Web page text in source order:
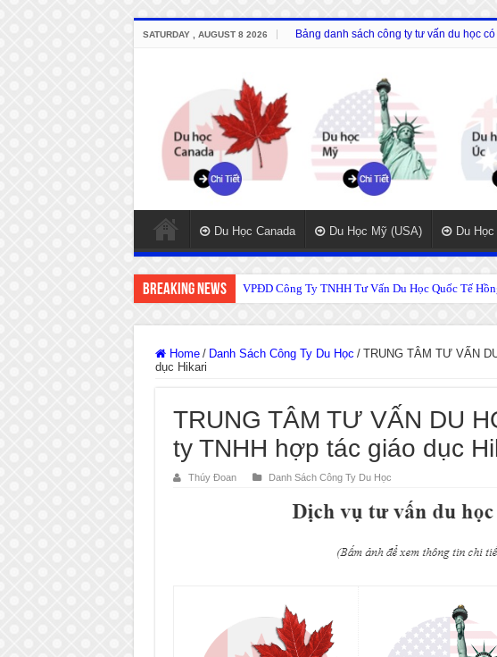
SATURDAY , AUGUST 8 2026 Bảng danh sách công ty tư vấn du học
Du Học Canada Du Học Mỹ (USA) Du
Breaking News VPĐD Công Ty TNHH Tư Vấn Du Học Quốc Tế
Home / Danh Sách Công Ty Du Học / TRUNG TÂM TƯ VẤN
dục Hikari
TRUNG TÂM TƯ VẤN DU
ty TNHH hợp tác giáo dục
Thúy Đoan Danh Sách Công Ty Du Học